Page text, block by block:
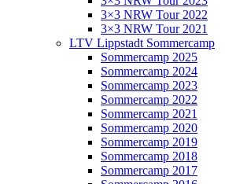
3×3 NRW Tour 2022
3×3 NRW Tour 2021
LTV Lippstadt Sommercamp
Sommercamp 2025
Sommercamp 2024
Sommercamp 2023
Sommercamp 2022
Sommercamp 2021
Sommercamp 2020
Sommercamp 2019
Sommercamp 2018
Sommercamp 2017